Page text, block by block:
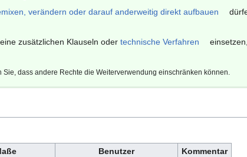
verändern oder darauf anderweitig direkt aufbauen
zusätzlichen Klauseln odertechnische Verfahren
Sie, dass andere Rechte die Weiterverwendung einschränken können.
Benutzer
Kommentar